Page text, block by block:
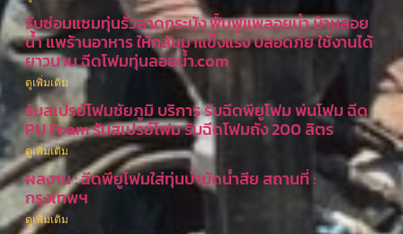
รับซ่อมแซมทุ่นรั่วลาดกระบัง ฟื้นฟูแพลอยน้ำ บ้านลอย
น้ำ แพร้านอาหาร ให้กลับมาแข็งแรง ปลอดภัย ใช้งานได้
ยาวนาน ฉีดโฟมทุ่นลอยน้ำ.com
ดูเพิ่มเติม
รับสเปรย์โฟมชัยภูมิ บริการ รับฉีดพียูโฟม พ่นโฟม ฉีด
PU Foam รับสเปรย์โฟม รับฉีดโฟมถัง 200 ลิตร
ดูเพิ่มเติม
ผลงาน : ฉีดพียูโฟมใส่ทุ่นบำบัดน้ำสีย สถานที่ :
กรุงเทพฯ
ดูเพิ่มเติม